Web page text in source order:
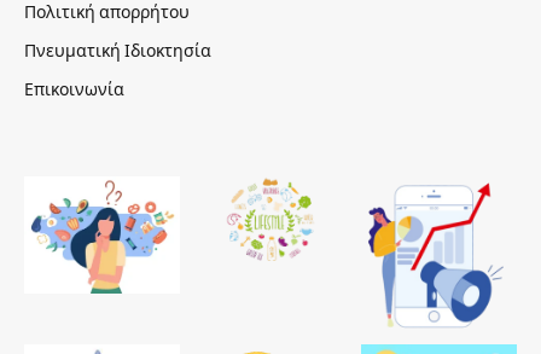
Πολιτική απορρήτου
Πνευματική Ιδιοκτησία
Επικοινωνία